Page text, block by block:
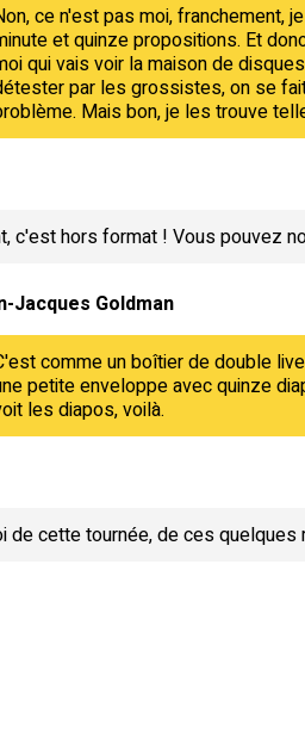
ce n'est pas moi, franchement,
et quinze propositions. Et
qui vais voir la maison de
par les grossistes, on se
Mais bon, je les trouve
c'est hors format ! Vous pouvez
Jacques Goldman
comme un boîtier de double
petite enveloppe avec quinze
les diapos, voilà.
de cette tournée, de ces quelques